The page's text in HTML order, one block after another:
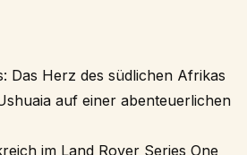
Das Herz des südlichen Afrikas
auf einer abenteuerlichen
im Land Rover Series One